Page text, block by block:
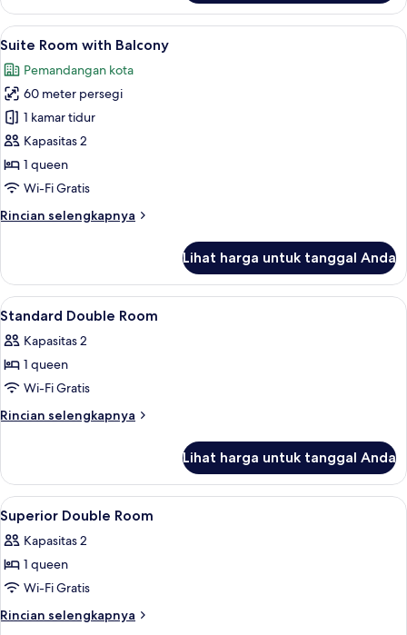
Standard
Double
Room
Lihat
semua
foto
untuk
Suite
Room
with
Balcony
Suite Room with Balcony | Brankas,
11
Suite Room with Balcony
Pemandangan kota
60 meter persegi
1 kamar tidur
Kapasitas 2
1 queen
Wi-Fi Gratis
Rincian selengkapnya
Rincian
Suite
Room
with
Lihat harga untuk tanggal Anda
Lihat
semua
foto
untuk
Standard
Double
Brankas, setrika/meja setrika, Wi-Fi
5
Standard Double Room
Kapasitas 2
1 queen
Wi-Fi Gratis
Rincian selengkapnya
Rincian
Standard
Double
Room
Lihat harga untuk tanggal Anda
Lihat
semua
foto
untuk
Superior
Double
Brankas, setrika/meja setrika, Wi-Fi
3
Superior Double Room
Kapasitas 2
1 queen
Wi-Fi Gratis
Rincian selengkapnya
Rincian